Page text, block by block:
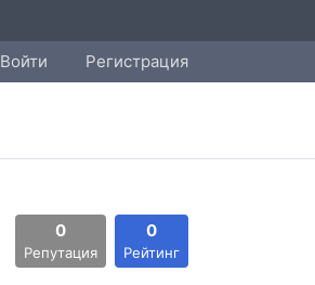
Войти Регистрация
0
Репутация
0
Рейтинг